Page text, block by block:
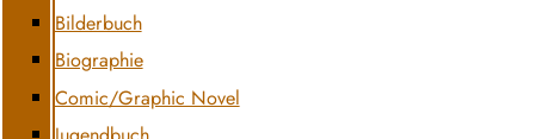
Bilderbuch
Biographie
Comic/Graphic Novel